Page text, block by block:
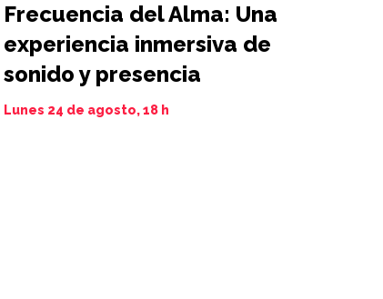
Frecuencia del Alma: Una
experiencia inmersiva de
sonido y presencia
Lunes 24 de agosto, 18 h